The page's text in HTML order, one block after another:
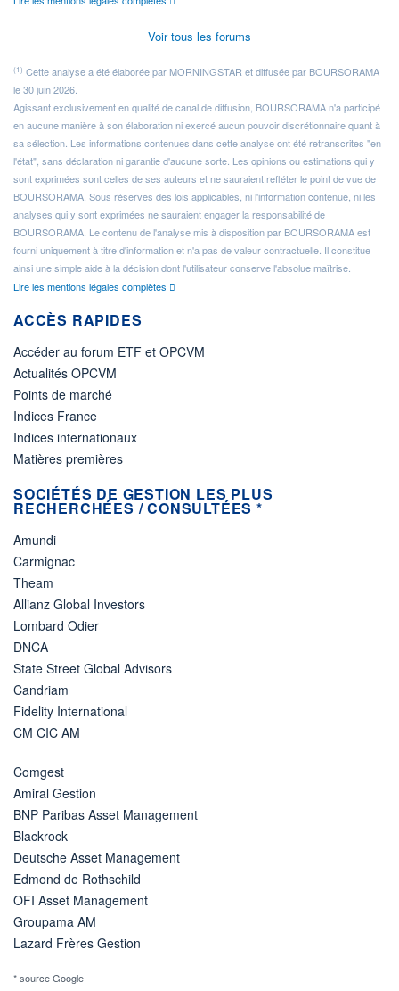
Voir tous les forums
(1) Cette analyse a été élaborée par MORNINGSTAR et diffusée par BOURSORAMA
le 30 juin 2026.
Agissant exclusivement en qualité de canal de diffusion, BOURSORAMA n'a participé
en aucune manière à son élaboration ni exercé aucun pouvoir discrétionnaire quant à
sa sélection. Les informations contenues dans cette analyse ont été retranscrites "en
l'état", sans déclaration ni garantie d'aucune sorte. Les opinions ou estimations qui y
sont exprimées sont celles de ses auteurs et ne sauraient refléter le point de vue de
BOURSORAMA. Sous réserves des lois applicables, ni l'information contenue, ni les
analyses qui y sont exprimées ne sauraient engager la responsabilité de
BOURSORAMA. Le contenu de l'analyse mis à disposition par BOURSORAMA est
fourni uniquement à titre d'information et n'a pas de valeur contractuelle. Il constitue
ainsi une simple aide à la décision dont l'utilisateur conserve l'absolue maîtrise.
Lire les mentions légales complètes
ACCÈS RAPIDES
Accéder au forum ETF et OPCVM
Actualités OPCVM
Points de marché
Indices France
Indices internationaux
Matières premières
SOCIÉTÉS DE GESTION LES PLUS
RECHERCHÉES / CONSULTÉES *
Amundi
Carmignac
Theam
Allianz Global Investors
Lombard Odier
DNCA
State Street Global Advisors
Candriam
Fidelity International
CM CIC AM
Comgest
Amiral Gestion
BNP Paribas Asset Management
Blackrock
Deutsche Asset Management
Edmond de Rothschild
OFI Asset Management
Groupama AM
Lazard Frères Gestion
* source Google